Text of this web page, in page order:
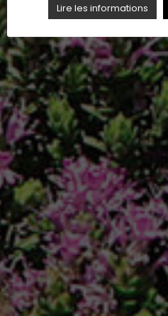
Lire les informations